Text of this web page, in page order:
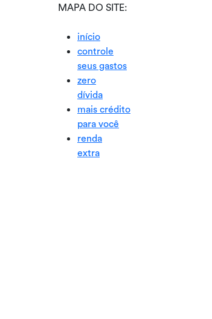
MAPA DO SITE:
início
controle
seus gastos
zero
dívida
mais crédito
para você
renda
extra